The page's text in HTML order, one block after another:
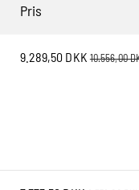
Pris
9.289,50 DKK 10.556,00